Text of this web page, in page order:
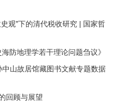
观”下的清代税收研究 | 国家哲
防地理学若干理论问题刍议》
山故居馆藏图书文献专题数据
回顾与展望